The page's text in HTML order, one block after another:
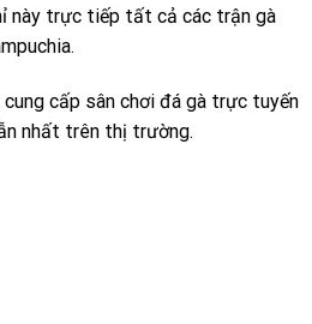
này trực tiếp tất cả các trận gà
cấp sân chơi đá gà trực tuyến
nhất trên thị trường.